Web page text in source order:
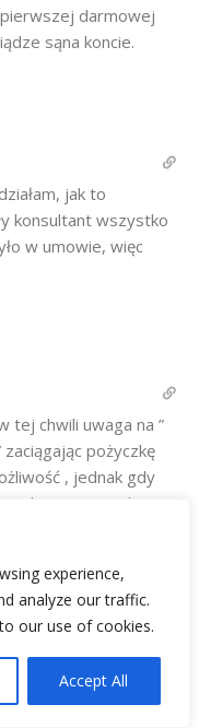
experience,
analyze our traffic.
our use of cookies.
Accept All
darmowej
sąna koncie.
jak to
konsultant wszystko
w umowie, więc
tej chwili uwaga na ”
pożyczkę
, jednak gdy
takiej opcji” i ręka w
także
W innej firmie,